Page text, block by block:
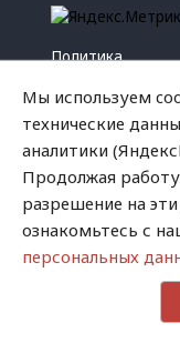
Политика
Успех
Хватит это
Мы используем
технические
аналитики
Продолжая
разрешение на
ознакомьтесь с
персональных